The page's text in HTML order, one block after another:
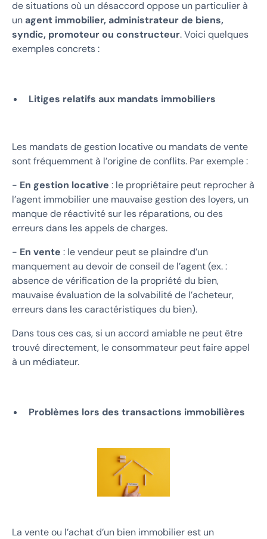
de situations où un désaccord oppose un particulier à
un agent immobilier, administrateur de biens,
syndic, promoteur ou constructeur. Voici quelques
exemples concrets :
Litiges relatifs aux mandats immobiliers
Les mandats de gestion locative ou mandats de vente
sont fréquemment à l’origine de conflits. Par exemple :
- En gestion locative : le propriétaire peut reprocher à
l’agent immobilier une mauvaise gestion des loyers, un
manque de réactivité sur les réparations, ou des
erreurs dans les appels de charges.
- En vente : le vendeur peut se plaindre d’un
manquement au devoir de conseil de l’agent (ex. :
absence de vérification de la propriété du bien,
mauvaise évaluation de la solvabilité de l’acheteur,
erreurs dans les caractéristiques du bien).
Dans tous ces cas, si un accord amiable ne peut être
trouvé directement, le consommateur peut faire appel
à un médiateur.
Problèmes lors des transactions immobilières
La vente ou l’achat d’un bien immobilier est un